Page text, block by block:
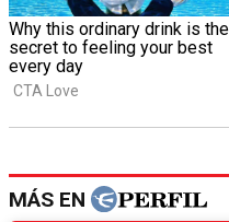
MÁS EN